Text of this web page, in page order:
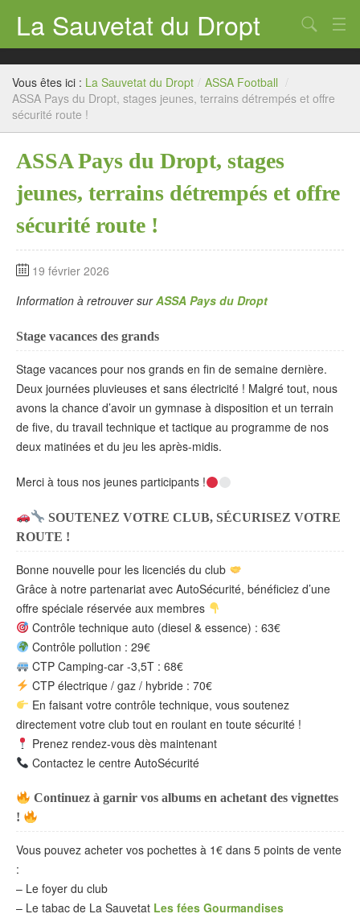
La Sauvetat du Dropt
Accueil
Mairie
Le village
Annuaire Pro
Écoles
Archives
Agenda 2026
Contact
Chercher
Vous êtes ici : La Sauvetat du Dropt / ASSA Football /
ASSA Pays du Dropt, stages jeunes, terrains détrempés et offre
sécurité route !
ASSA Pays du Dropt, stages
jeunes, terrains détrempés et offre
sécurité route !
19 février 2026
Information à retrouver surASSA Pays du Dropt
Stage vacances des grands
Stage vacances pour nos grands en fin de semaine dernière.
Deux journées pluvieuses et sans électricité ! Malgré tout, nous
avons la chance d’avoir un gymnase à disposition et un terrain
de five, du travail technique et tactique au programme de nos
deux matinées et du jeu les après-midis.
Merci à tous nos jeunes participants !
SOUTENEZ VOTRE CLUB, SÉCURISEZ VOTRE
ROUTE !
Bonne nouvelle pour les licenciés du club
Grâce à notre partenariat avec AutoSécurité, bénéficiez d’une
offre spéciale réservée aux membres
Contrôle technique auto (diesel & essence) : 63€
Contrôle pollution : 29€
CTP Camping-car -3,5T : 68€
CTP électrique / gaz / hybride : 70€
En faisant votre contrôle technique, vous soutenez
directement votre club tout en roulant en toute sécurité !
Prenez rendez-vous dès maintenant
Contactez le centre AutoSécurité
Continuez à garnir vos albums en achetant des vignettes
!
Vous pouvez acheter vos pochettes à 1€ dans 5 points de vente
:
– Le foyer du club
– ⁠Le tabac de La Sauvetat Les fées Gourmandises